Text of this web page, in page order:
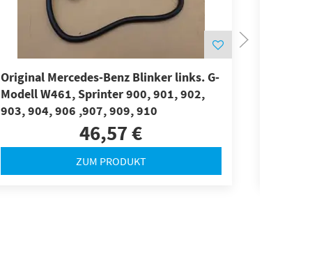
Original Mercedes-Benz Blinker links. G-
Modell W461, Sprinter 900, 901, 902,
903, 904, 906 ,907, 909, 910
46,57 €
ZUM PRODUKT